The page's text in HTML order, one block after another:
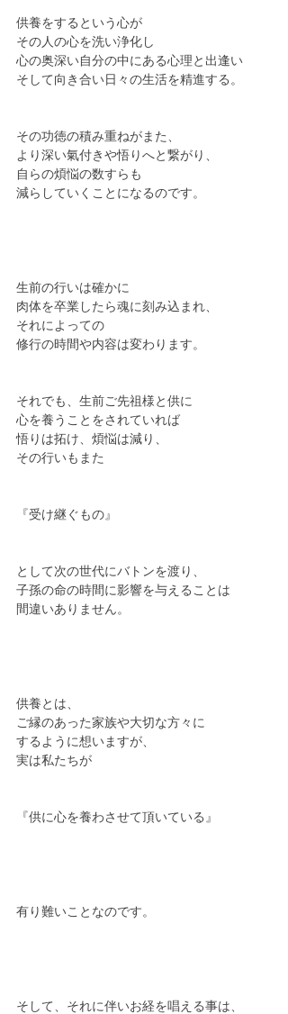
供養をするという心が
その人の心を洗い浄化し
心の奥深い自分の中にある心理と出逢い
そして向き合い日々の生活を精進する。
その功徳の積み重ねがまた、
より深い氣付きや悟りへと繋がり、
自らの煩悩の数すらも
減らしていくことになるのです。
生前の行いは確かに
肉体を卒業したら魂に刻み込まれ、
それによっての
修行の時間や内容は変わります。
それでも、生前ご先祖様と供に
心を養うことをされていれば
悟りは拓け、煩悩は減り、
その行いもまた
『受け継ぐもの』
として次の世代にバトンを渡り、
子孫の命の時間に影響を与えることは
間違いありません。
供養とは、
ご縁のあった家族や大切な方々に
するように想いますが、
実は私たちが
『供に心を養わさせて頂いている』
有り難いことなのです。
そして、それに伴いお経を唱える事は、